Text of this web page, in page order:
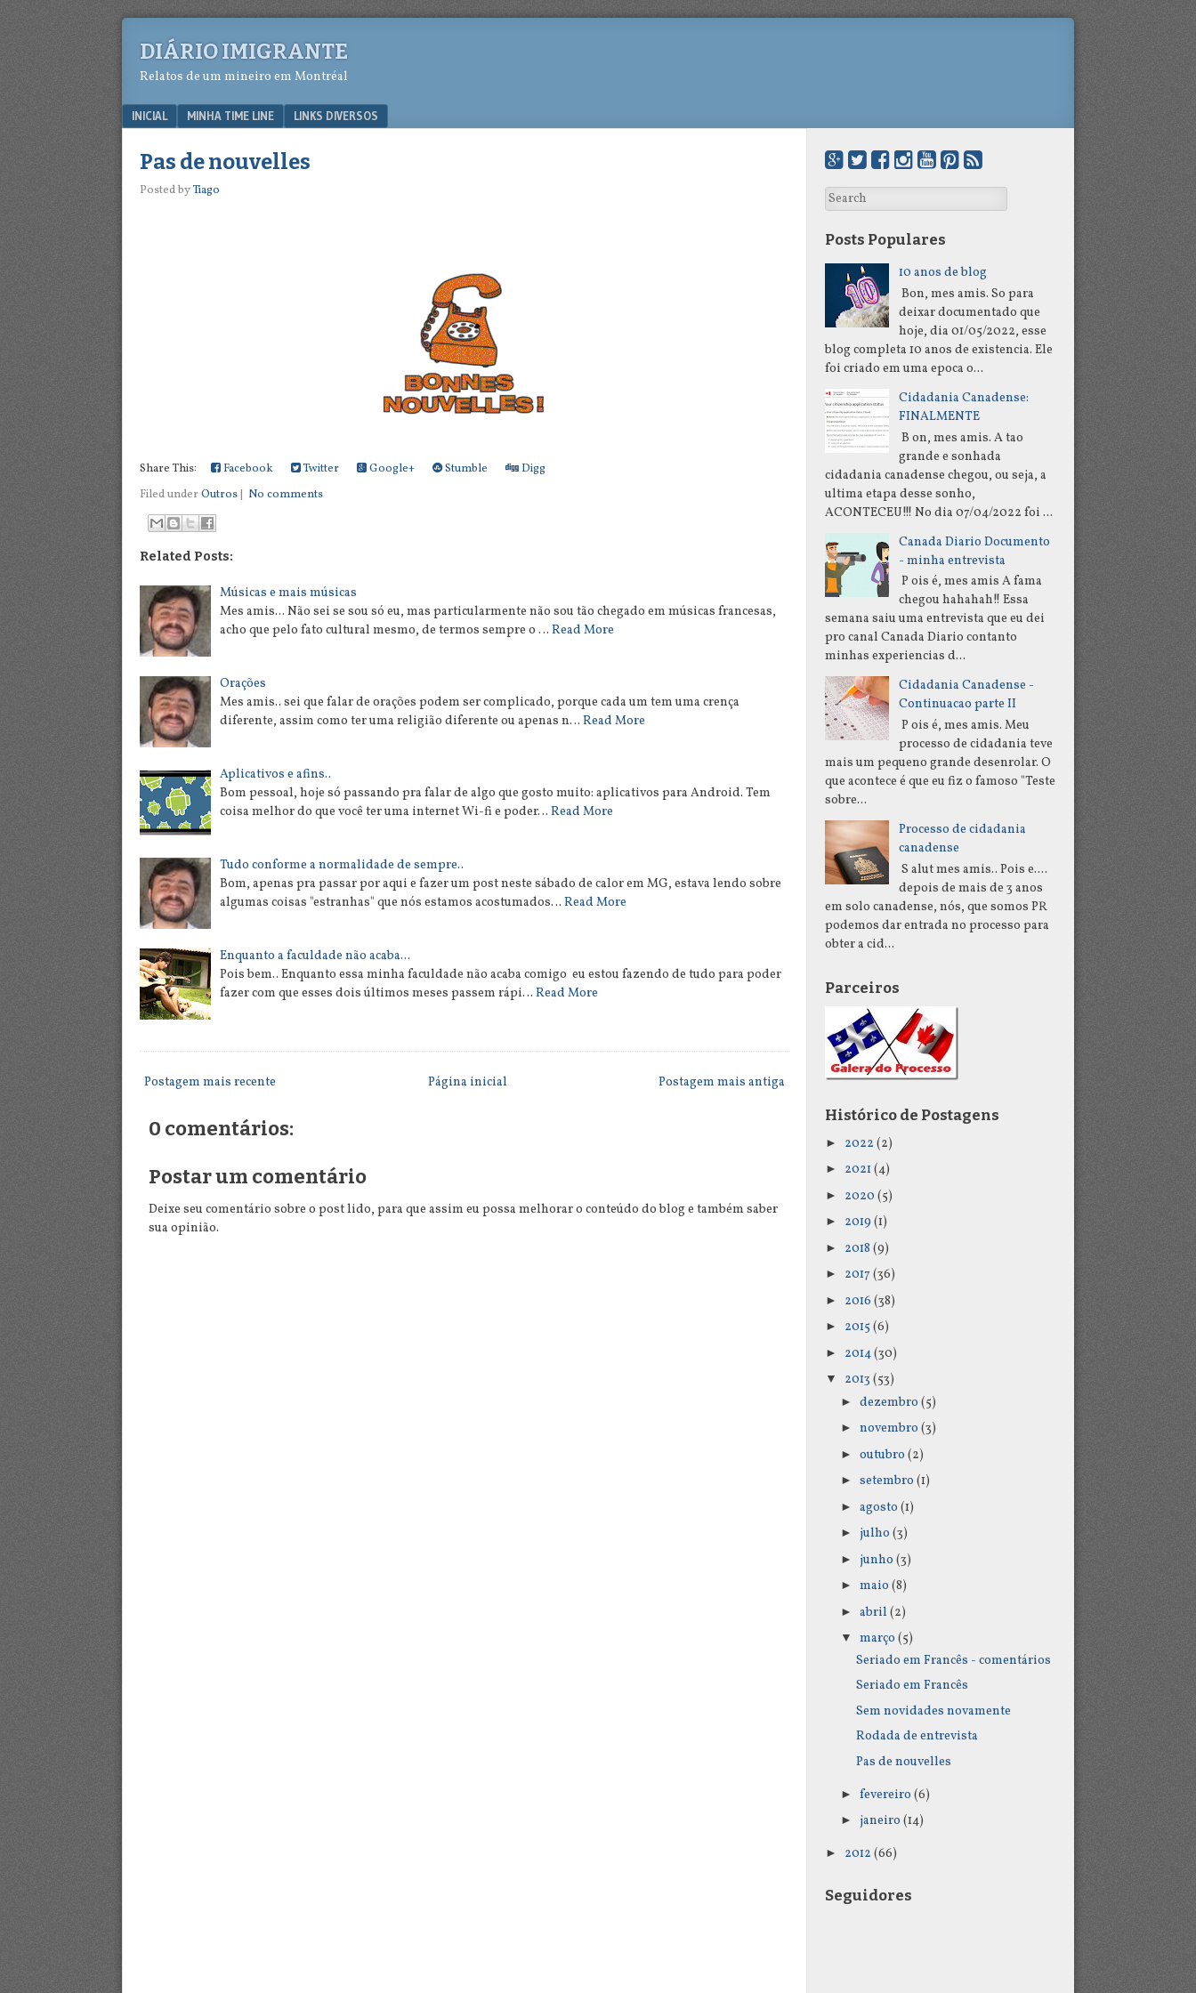
DIÁRIO IMIGRANTE
Relatos de um mineiro em Montréal
Menu
SKIP TO CONTENT
INICIAL MINHA TIME LINE LINKS DIVERSOS
Pas de nouvelles
Posted byTiago
Share This: Facebook Twitter Google+ Stumble
Digg
Filed underOutros| No comments
Related Posts:
Músicas e mais músicas
Mes amis... Não sei se sou só eu, mas particularmente não sou tão chegado em músicas francesas,
acho que pelo fato cultural mesmo, de termos sempre o … Read More
Orações
Mes amis.. sei que falar de orações podem ser complicado, porque cada um tem uma crença
diferente, assim como ter uma religião diferente ou apenas n… Read More
Aplicativos e afins..
Bom pessoal, hoje só passando pra falar de algo que gosto muito: aplicativos para Android. Tem
coisa melhor do que você ter uma internet Wi-fi e poder… Read More
Tudo conforme a normalidade de sempre..
Bom, apenas pra passar por aqui e fazer um post neste sábado de calor em MG, estava lendo sobre
algumas coisas "estranhas" que nós estamos acostumados… Read More
Enquanto a faculdade não acaba...
Pois bem.. Enquanto essa minha faculdade não acaba comigo eu estou fazendo de tudo para poder
fazer com que esses dois últimos meses passem rápi… Read More
Postagem mais recente Postagem mais antiga
Página inicial
0 comentários:
Postar um comentário
Deixe seu comentário sobre o post lido, para que assim eu possa melhorar o conteúdo do blog e também saber
sua opinião.
Search
Posts Populares
10 anos de blog
Bon, mes amis. So para
deixar documentado que
hoje, dia 01/05/2022, esse
blog completa 10 anos de existencia. Ele
foi criado em uma epoca o...
Cidadania Canadense:
FINALMENTE
B on, mes amis. A tao
grande e sonhada
cidadania canadense chegou, ou seja, a
ultima etapa desse sonho,
ACONTECEU!!! No dia 07/04/2022 foi ...
Canada Diario Documento
- minha entrevista
P ois é, mes amis A fama
chegou hahahah!! Essa
semana saiu uma entrevista que eu dei
pro canal Canada Diario contanto
minhas experiencias d...
Cidadania Canadense -
Continuacao parte II
P ois é, mes amis. Meu
processo de cidadania teve
mais um pequeno grande desenrolar. O
que acontece é que eu fiz o famoso "Teste
sobre...
Processo de cidadania
canadense
S alut mes amis.. Pois e....
depois de mais de 3 anos
em solo canadense, nós, que somos PR
podemos dar entrada no processo para
obter a cid...
Parceiros
Histórico de Postagens
► 2022 (2)
► 2021 (4)
► 2020 (5)
► 2019 (1)
► 2018 (9)
► 2017 (36)
► 2016 (38)
► 2015 (6)
► 2014(30)
▼ 2013 (53)
► dezembro (5)
► novembro (3)
► outubro (2)
► setembro (1)
► agosto (1)
► julho (3)
► junho (3)
► maio (8)
► abril (2)
▼ março (5)
Seriado em Francês - comentários
Seriado em Francês
Sem novidades novamente
Rodada de entrevista
Pas de nouvelles
► fevereiro (6)
► janeiro (14)
► 2012 (66)
Seguidores